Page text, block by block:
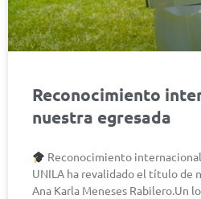
Reconocimiento
nuestra egresada
Reconocimiento
UNILA ha revalidado el título de
Ana Karla Meneses Rabilero.Un